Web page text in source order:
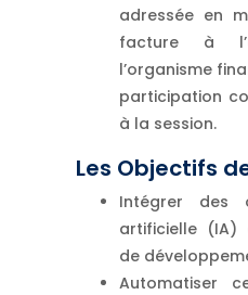
adressée en
facture à
l’organisme
participation
à la session.
Les Objectifs
Intégrer des
artificielle (IA)
de
Automatiser